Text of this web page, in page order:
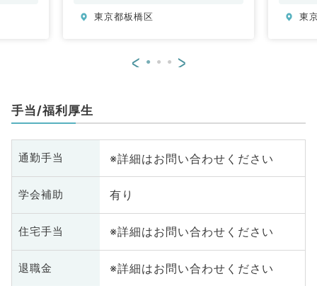
東京都板橋区 東
< >
手当/福利厚生
通勤手当 ※詳細はお問い合わせください
学会補助 有り
住宅手当 ※詳細はお問い合わせください
退職金 ※詳細はお問い合わせください